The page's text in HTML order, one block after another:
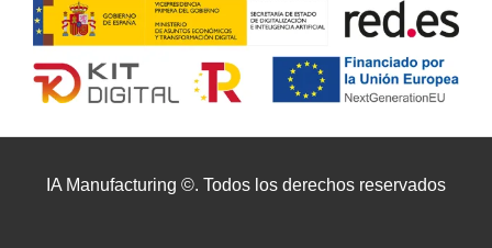
IA Manufacturing ©. Todos los derechos reservados